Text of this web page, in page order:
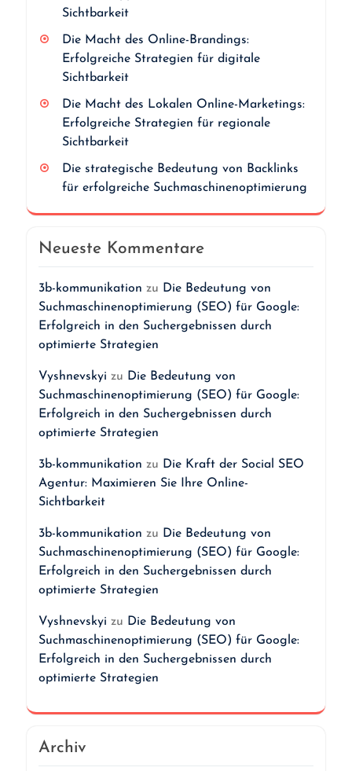
Sichtbarkeit
Die Macht des Online-Brandings:
Erfolgreiche Strategien für digitale
Sichtbarkeit
Die Macht des Lokalen Online-Marketings:
Erfolgreiche Strategien für regionale
Sichtbarkeit
Die strategische Bedeutung von Backlinks
für erfolgreiche Suchmaschinenoptimierung
Neueste Kommentare
3b-kommunikation zu Die Bedeutung von
Suchmaschinenoptimierung (SEO) für Google:
Erfolgreich in den Suchergebnissen durch
optimierte Strategien
Vyshnevskyi zu Die Bedeutung von
Suchmaschinenoptimierung (SEO) für Google:
Erfolgreich in den Suchergebnissen durch
optimierte Strategien
3b-kommunikation zu Die Kraft der Social SEO
Agentur: Maximieren Sie Ihre Online-
Sichtbarkeit
3b-kommunikation zu Die Bedeutung von
Suchmaschinenoptimierung (SEO) für Google:
Erfolgreich in den Suchergebnissen durch
optimierte Strategien
Vyshnevskyi zu Die Bedeutung von
Suchmaschinenoptimierung (SEO) für Google:
Erfolgreich in den Suchergebnissen durch
optimierte Strategien
Archiv